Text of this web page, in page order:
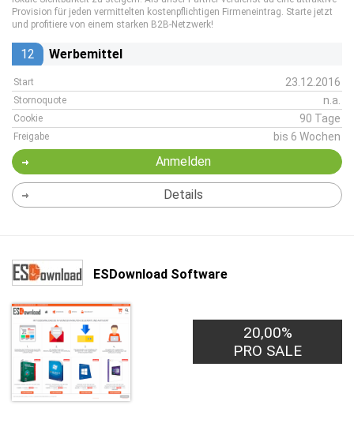
Provision für jeden vermittelten kostenpflichtigen Firmeneintrag. Starte jetzt
und profitiere von einem starken B2B-Netzwerk!
12 Werbemittel
Start 23.12.2016
Stornoquote n.a.
Cookie 90 Tage
Freigabe bis 6 Wochen
Anmelden
Details
ESDownload Software
20,00%
PRO SALE